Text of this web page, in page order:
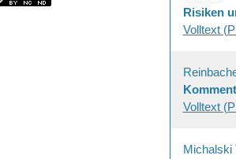
Risiken
Volltext
Volltext
Michalski